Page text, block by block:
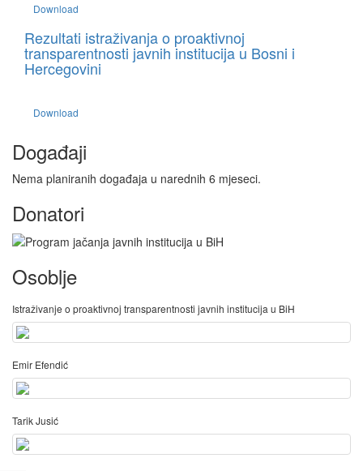
Download
Rezultati istraživanja o proaktivnoj
transparentnosti javnih institucija u Bosni i
Hercegovini
Download
Događaji
Nema planiranih događaja u narednih 6 mjeseci.
Donatori
Osoblje
Istraživanje o proaktivnoj transparentnosti javnih institucija u BiH
Emir Efendić
Tarik Jusić